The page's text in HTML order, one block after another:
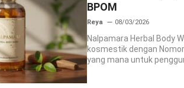
BPOM
Reya 08/03/2026
Nalpamara Herbal Body
kosmestik dengan
yang mana untuk